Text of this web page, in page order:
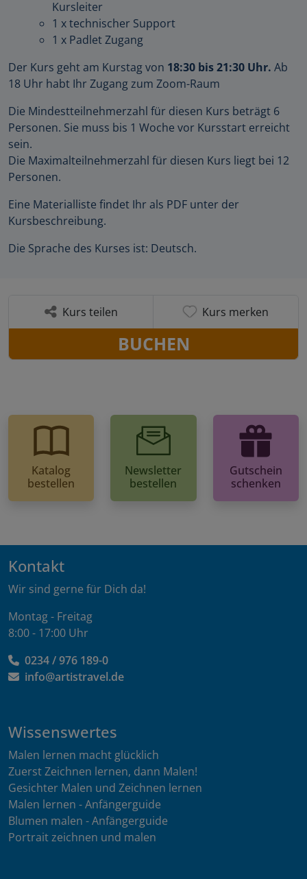
Kursleiter
1 x technischer Support
1 x Padlet Zugang
Der Kurs geht am Kurstag von 18:30 bis 21:30 Uhr. Ab
18 Uhr habt Ihr Zugang zum Zoom-Raum
Die Mindestteilnehmerzahl für diesen Kurs beträgt 6
Personen. Sie muss bis 1 Woche vor Kursstart erreicht
sein.
Die Maximalteilnehmerzahl für diesen Kurs liegt bei 12
Personen.
Eine Materialliste findet Ihr als PDF unter der
Kursbeschreibung.
Die Sprache des Kurses ist: Deutsch.
Kurs teilen Kurs merken
BUCHEN
Katalog
bestellen
Newsletter
bestellen
Gutschein
schenken
Kontakt
Wir sind gerne für Dich da!
Montag - Freitag
8:00 - 17:00 Uhr
0234 / 976 189-0
info@artistravel.de
Wissenswertes
Malen lernen macht glücklich
Zuerst Zeichnen lernen, dann Malen!
Gesichter Malen und Zeichnen lernen
Malen lernen - Anfängerguide
Blumen malen - Anfängerguide
Portrait zeichnen und malen